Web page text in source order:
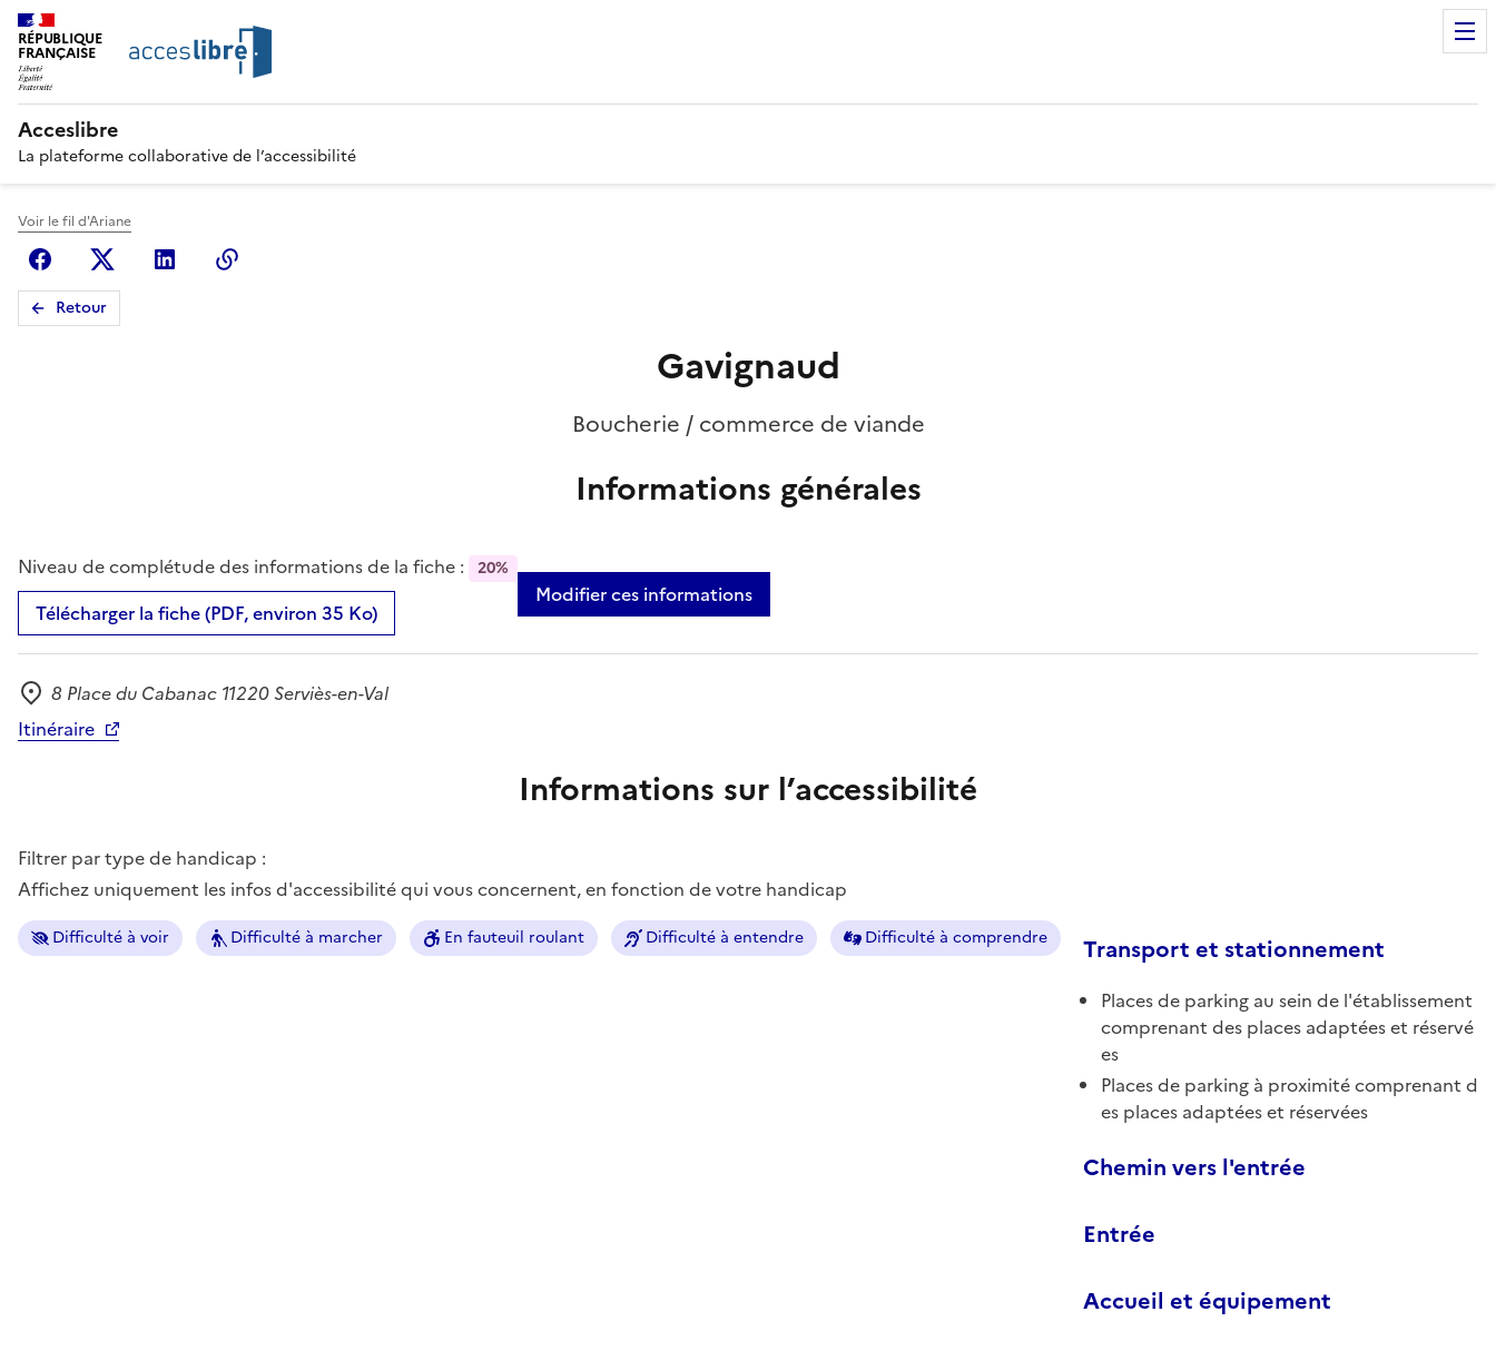
RÉPUBLIQUE
FRANÇAISE
Acceslibre
La plateforme collaborative de l’accessibilité
Voir le fil d'Ariane
FacebookX (anciennement Twitter)
Linkedin
Retour
Gavignaud
Boucherie / commerce de viande
Informations générales
Niveau de complétude des informations de la fiche : 20%
Télécharger la fiche (PDF, environ 35 Ko)
Modifier ces informations
Adresse
8 Place du Cabanac 11220 Serviès-en-Val
Itinéraire
Informations sur l’accessibilité
Filtrer par type de handicap :
Affichez uniquement les infos d'accessibilité qui vous concernent, en fonction de votre handicap
Difficulté à voir Difficulté à marcher En fauteuil roulant Difficulté à entendre Difficulté à comprendre Transport et stationnement
Places de parking au sein de l'établissement
comprenant des places adaptées et réservé
es
Places de parking à proximité comprenant d
es places adaptées et réservées
Chemin vers l'entrée
Entrée
Accueil et équipement